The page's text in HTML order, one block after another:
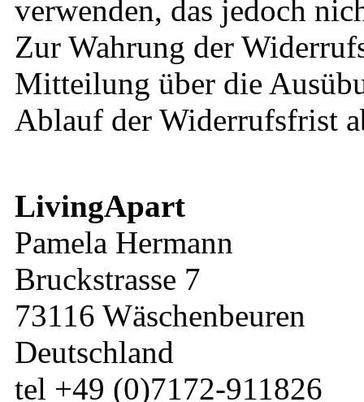
verwenden, das jedoch
Zur Wahrung der
Mitteilung über die
Ablauf der Widerrufsfrist
LivingApart
Pamela Hermann
Bruckstrasse 7
73116 Wäschenbeuren
Deutschland
tel +49 (0)7172-911826